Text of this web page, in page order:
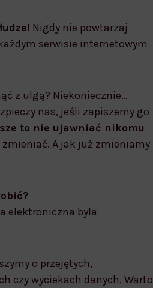
Nigdy nie powtarzaj
serwisie internetowym
z ulgą? Niekoniecznie…
nas, jeśli zapiszemy go
to nie ujawniać nikomu
zmieniać. A jak już zmieniamy
elektroniczna była
o przejętych,
czy wyciekach danych. Warto